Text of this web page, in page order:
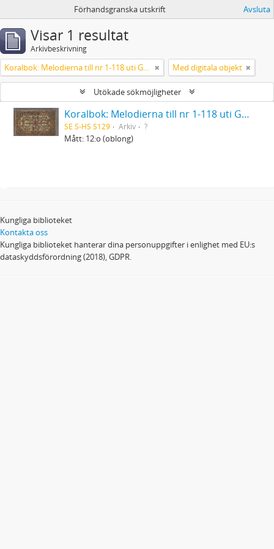
Förhandsgranska utskrift Avsluta
Visar 1 resultat
Arkivbeskrivning
Koralbok: Melodierna till nr 1-118 uti Gamla Psalmboken, enstämmigt satta Med digitala objekt
Utökade sökmöjligheter
Koralbok: Melodierna till nr 1-118 uti Gamla Psalmboken, enstämmigt satta
SE S-HS S129 Arkiv ?
Mått: 12:o (oblong)
Kungliga biblioteket
Kontakta oss
Kungliga biblioteket hanterar dina personuppgifter i enlighet med EU:s
dataskyddsförordning (2018), GDPR.